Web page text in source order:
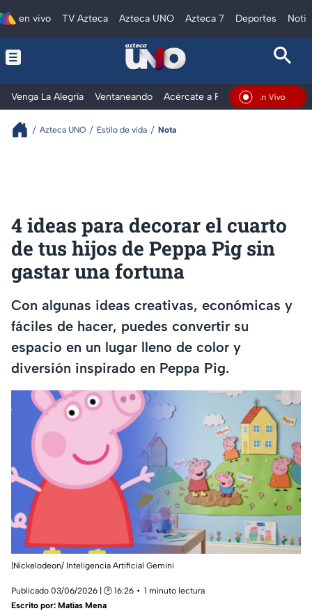
en vivo TV Azteca Azteca UNO Azteca 7 Deportes
Venga La Alegría Ventaneando Acércate a Rocío Al Extremo
En Vivo
Azteca UNO Estilo de vida Nota
4 ideas para decorar el cuarto
de tus hijos de Peppa Pig sin
gastar una fortuna
Con algunas ideas creativas, económicas y
fáciles de hacer, puedes convertir su
espacio en un lugar lleno de color y
diversión inspirado en Peppa Pig.
|Nickelodeon/ Inteligencia Artificial Gemini
Publicado 03/06/2026 | 🕑 16:26
1 minuto lectura
Escrito por: Matías Mena